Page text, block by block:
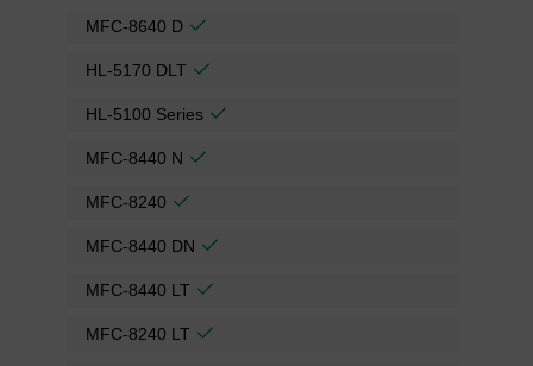
MFC-8640 D
HL-5170 DLT
HL-5100 Series
MFC-8440 N
MFC-8240
MFC-8440 DN
MFC-8440 LT
MFC-8240 LT